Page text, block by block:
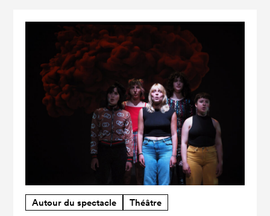
Autour du spectacle Théâtre